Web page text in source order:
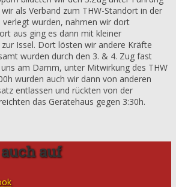
als Verband zum THW-Standort in der
wurden, nahmen wir dort
aus ging es dann mit kleiner
Issel. Dort lösten wir andere Kräfte
wurden durch den 3. & 4. Zug fast
am Damm, unter Mitwirkung des THW
wurden auch wir dann von anderen
entlassen und rückten von der
das Gerätehaus gegen 3:30h.
auf